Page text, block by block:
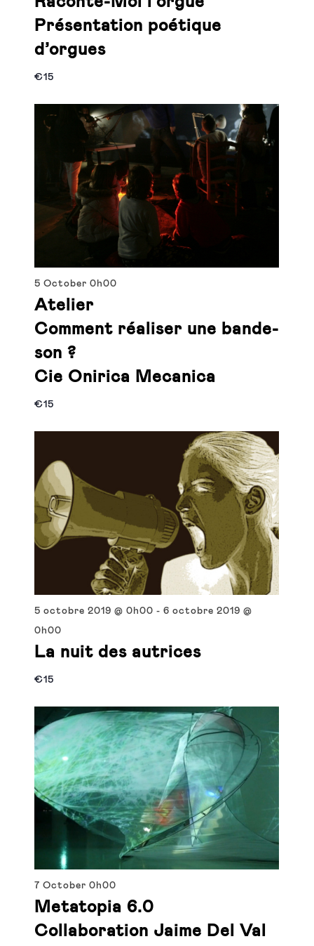
Présentation poétique
d’orgues
€15
5 October0h00
Atelier
Comment réaliser une bande-
son ?
Cie Onirica Mecanica
€15
5 octobre 2019 @ 0h00 -6 octobre 2019 @
0h00
La nuit des autrices
€15
7 October0h00
Metatopia 6.0
Collaboration Jaime Del Val